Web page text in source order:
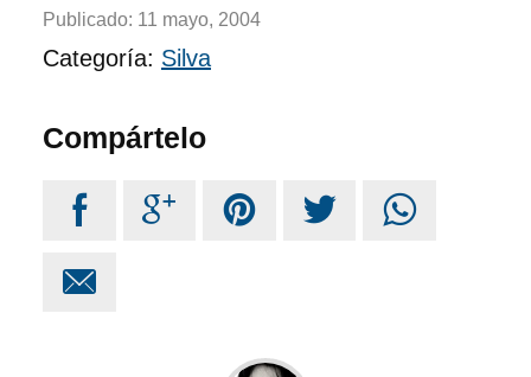
Publicado: 11 mayo, 2004
Categoría: Silva
Compártelo
    
